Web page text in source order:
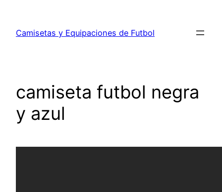
contenido
Camisetas y Equipaciones de Futbol
camiseta futbol negra
y azul